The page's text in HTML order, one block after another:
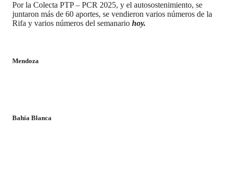
Por la Colecta PTP – PCR 2025, y el autosostenimiento, se
juntaron más de 60 aportes, se vendieron varios números de la
Rifa y varios números del semanario hoy.
Mendoza
Bahía Blanca